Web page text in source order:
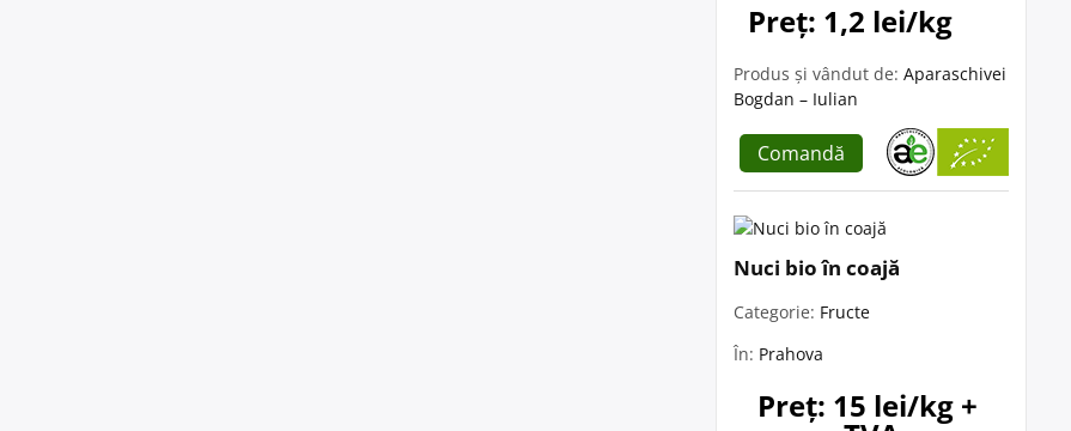
Preț: 1,2 lei/kg
Produs și vândut de: Aparaschivei
Bogdan – Iulian
Comandă
Nuci bio în coajă
Categorie: Fructe
În: Prahova
Preț: 15 lei/kg +